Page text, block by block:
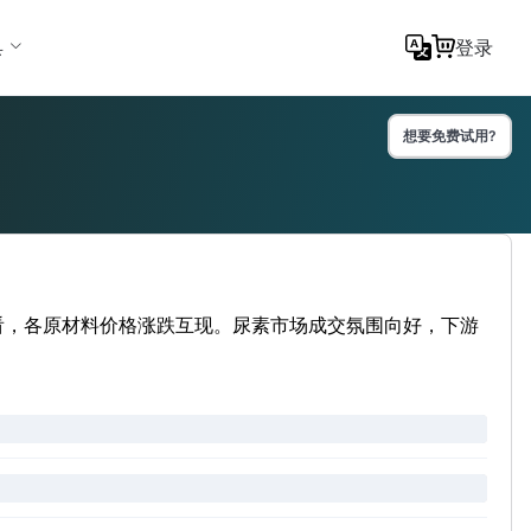
登录
想要免费试用?
各原材料价格涨跌互现。尿素市场成交氛围向好，下游